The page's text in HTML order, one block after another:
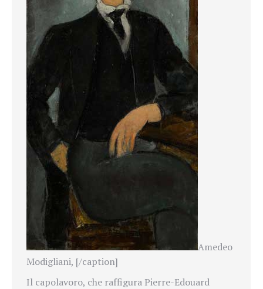
Amedeo
Modigliani, [/caption]
Il capolavoro, che raffigura Pierre-Edouard